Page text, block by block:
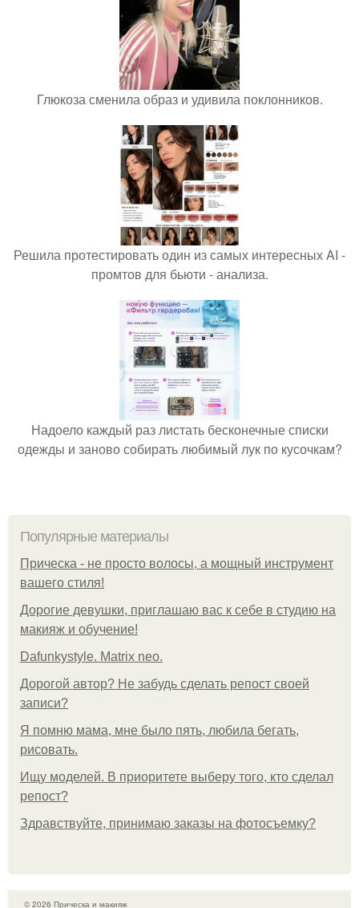
Глюкоза сменила образ и удивила поклонников.
Решила протестировать один из самых интересных AI -
промтов для бьюти - анализа.
Надоело каждый раз листать бесконечные списки
одежды и заново собирать любимый лук по кусочкам?
Популярные материалы
Прическа - не просто волосы, а мощный инструмент
вашего стиля!
Дорогие девушки, приглашаю вас к себе в студию на
макияж и обучение!
Dafunkystyle. Matrix neo.
Дорогой автор? Не забудь сделать репост своей
записи?
Я помню мама, мне было пять, любила бегать,
рисовать.
Ищу моделей. В приоритете выберу того, кто сделал
репост?
Здравствуйте, принимаю заказы на фотосъемку?
© 2026 Прическа и макияж